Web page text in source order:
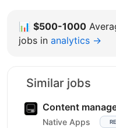
📊 $500-1000
jobs in analytics →
Similar jobs
Content
Native Apps